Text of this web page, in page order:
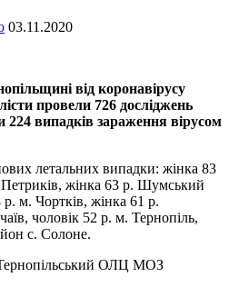
03.11.2020
від коронавірусу
провели 726 досліджень
випадків зараження вірусом
летальних випадки: жінка 83
жінка 63 р. Шумський
м. Чортків, жінка 61 р.
чоловік 52 р. м. Тернопіль,
с. Солоне.
ОЛЦ МОЗ